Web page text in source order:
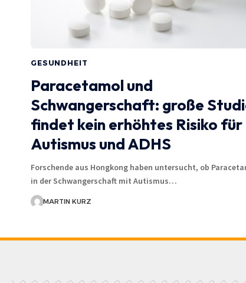
GESUNDHEIT
Paracetamol und
Schwangerschaft: große
findet kein erhöhtes Risiko für
Autismus und ADHS
Forschende aus Hongkong haben untersucht, ob
in der Schwangerschaft mit Autismus…
MARTIN KURZ